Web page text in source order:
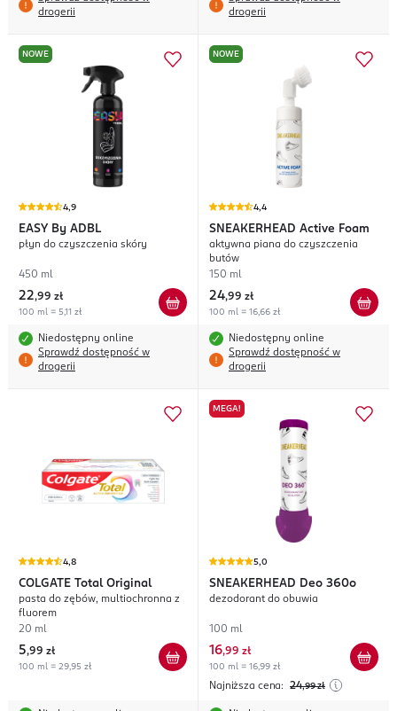
drogerii
drogerii
NOWE
4,9
EASY By ADBL
płyn do czyszczenia skóry
450 ml
22,99 zł
100 ml = 5,11 zł
Niedostępny online
Sprawdź dostępność w
drogerii
NOWE
4,4
SNEAKERHEAD Active Foam
aktywna piana do czyszczenia
butów
150 ml
24,99 zł
100 ml = 16,66 zł
Niedostępny online
Sprawdź dostępność w
drogerii
4,8
COLGATE Total Original
pasta do zębów, multiochronna z
fluorem
20 ml
5,99 zł
100 ml = 29,95 zł
MEGA!
5,0
SNEAKERHEAD Deo 360o
dezodorant do obuwia
100 ml
16,99 zł
100 ml = 16,99 zł
Najniższa cena: 24,99 zł